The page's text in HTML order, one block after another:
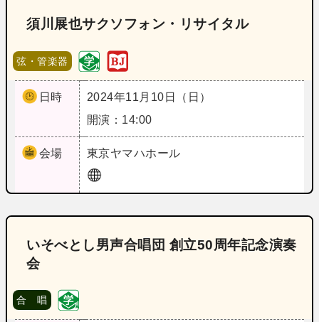
須川展也サクソフォン・リサイタル
弦・管楽器
日時
2024年11月10日（日）
開演：14:00
会場 東京ヤマハホール
いそべとし男声合唱団 創立50周年記念演奏
会
合 唱